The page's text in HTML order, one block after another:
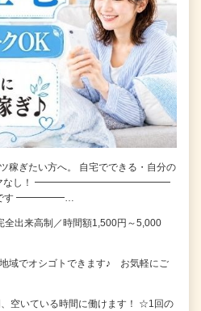
稼ぎたい方へ。 自宅でできる・自分の
ルマなし！ ━━━━━━━━━━━━━━
す ━━━━━…
全出来高制／時間額1,500円～5,000
域でオシゴトできます♪ お気軽にご
空いている時間に働けます！ ☆1回の